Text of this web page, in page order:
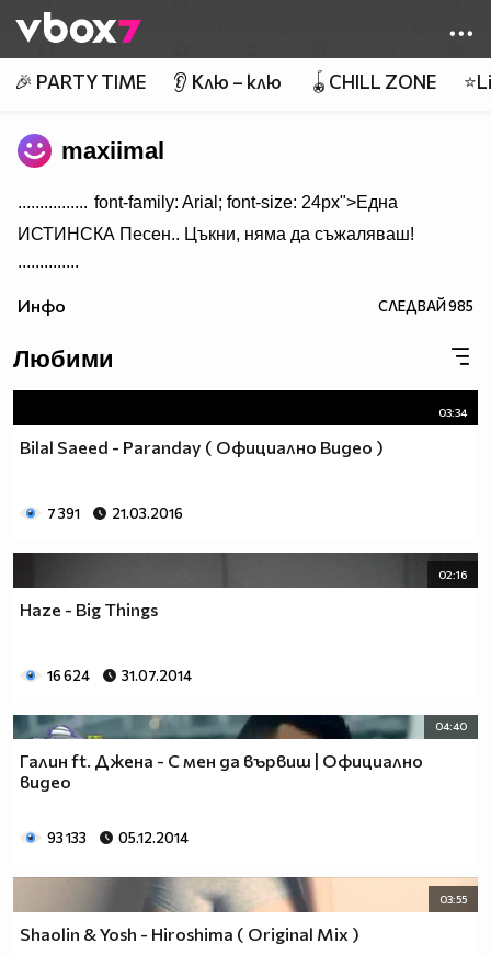
👾
🎉 PARTY TIME 👂 Клю – клю 🪀CHILL ZONE
maxiimal
................ font-family: Arial; font-size: 24px">Една
ИСТИНСКА Песен.. Цъкни, няма да съжаляваш!
..............
Инфо СЛЕДВАЙ985
Любими
03:34
Bilal Saeed - Paranday ( Официално Видео )
7 391 21.03.2016
02:16
Haze - Big Things
16 624 31.07.2014
04:40
Галин ft. Джена - С мен да вървиш | Официално
видео
93 133 05.12.2014
03:55
Shaolin & Yosh - Hiroshima ( Original Mix )